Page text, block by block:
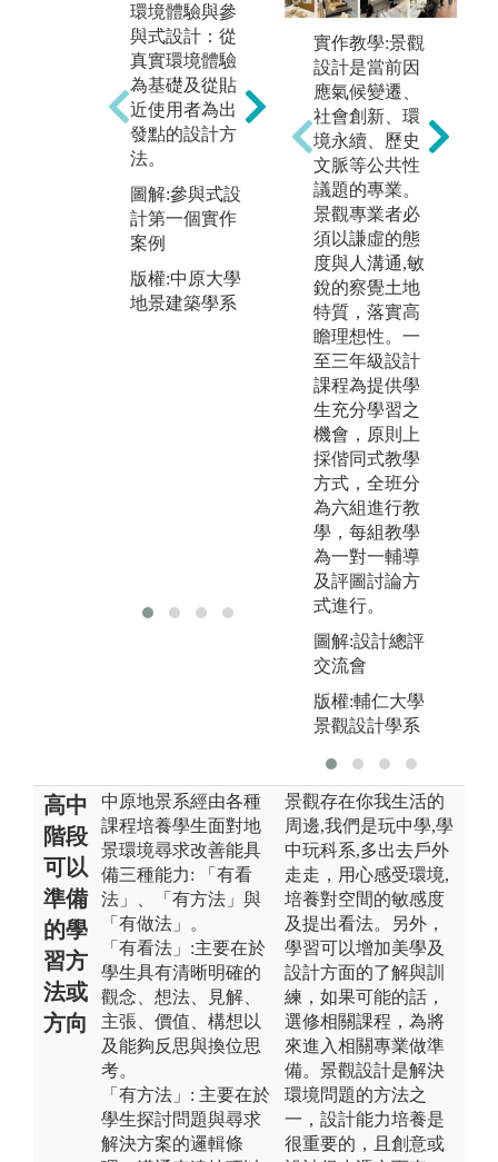
環境體驗與參
與式設計：從
真實環境體驗
為基礎及從貼
近使用者為出
發點的設計方
法。
圖解:參與式設
計第一個實作
案例
版權:中原大學
地景建築學系
設計課小組學
習：設計老師
採小組指導，
依不同設計題
目規模讓同學
嘗試個人設
計，或讓同學
以團隊進行機
地調查分析與
規劃設計議題
討論，增加相
互學習機會。
小組之間每學
期會舉行2-3次
設計課評圖，
交叉分組讓學
生可從不同老
師身上學習。
圖解:大四總評
版權:中原大學
地景建築學系
實作教學:景觀
設計是當前因
應氣候變遷、
社會創新、環
境永續、歷史
文脈等公共性
議題的專業。
景觀專業者必
須以謙虛的態
度與人溝通,敏
銳的察覺土地
特質，落實高
瞻理想性。一
至三年級設計
課程為提供學
生充分學習之
機會，原則上
採偕同式教學
方式，全班分
為六組進行教
學，每組教學
為一對一輔導
及評圖討論方
式進行。
圖解:設計總評
交流會
版權:輔仁大學
景觀設計學系
高中
階段
可以
準備
的學
習方
法或
方向
中原地景系經由各種
課程培養學生面對地
景環境尋求改善能具
備三種能力: 「有看
法」、「有方法」與
「有做法」。
「有看法」:主要在於
學生具有清晰明確的
觀念、想法、見解、
主張、價值、構想以
及能夠反思與換位思
考。
「有方法」: 主要在於
學生探討問題與尋求
解決方案的邏輯條
景觀存在你我生活的
周邊,我們是玩中學,學
中玩科系,多出去戶外
走走，用心感受環境,
培養對空間的敏感度
及提出看法。另外，
學習可以增加美學及
設計方面的了解與訓
練，如果可能的話，
選修相關課程，為將
來進入相關專業做準
備。景觀設計是解決
環境問題的方法之
一，設計能力培養是
很重要的，且創意或